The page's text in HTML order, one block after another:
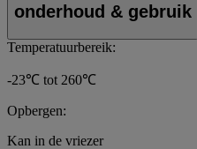
onderhoud & gebruik
Temperatuurbereik:
-23℃ tot 260℃
Opbergen:
Kan in de vriezer